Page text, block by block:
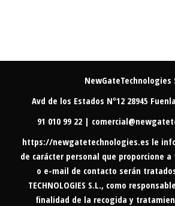
NewGateTechnologies
Avd de los Estados Nº12 28945
91 010 99 22 |
https://newgatetechnologies.es le
de carácter personal que proporcione
o e-mail de contacto serán tratados
TECHNOLOGIES S.L., como
finalidad de la recogida y